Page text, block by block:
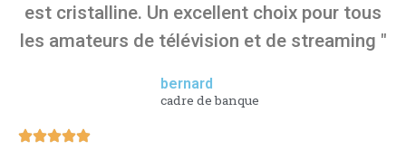
est cristalline. Un excellent choix pour tous
les amateurs de télévision et de streaming "
bernard
cadre de banque